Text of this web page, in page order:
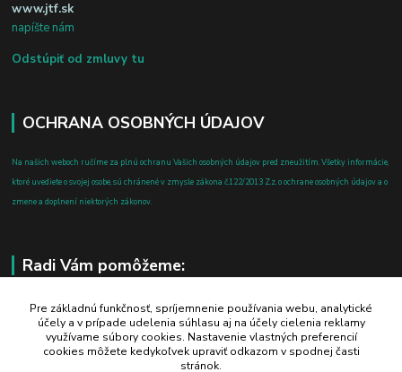
www.jtf.sk
napíšte nám
Odstúpiť od zmluvy tu
OCHRANA OSOBNÝCH ÚDAJOV
Na našich weboch ručíme za plnú ochranu Vašich osobných údajov pred zneužitím. Všetky informácie,
ktoré uvediete o svojej osobe, sú chránené v zmysle zákona č.122/2013 Z.z. o ochrane osobných údajov a o
zmene a doplnení niektorých zákonov.
Radi Vám pomôžeme:
+421 908 700 612
po-pia: 8.00 - 16.00
business@jtf.sk
Pre základnú funkčnosť, spríjemnenie používania webu, analytické
účely a v prípade udelenia súhlasu aj na účely cielenia reklamy
využívame súbory cookies. Nastavenie vlastných preferencií
cookies môžete kedykoľvek upraviť odkazom v spodnej časti
stránok.